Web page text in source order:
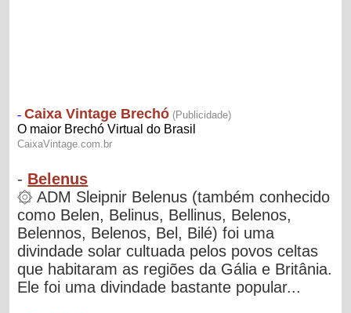
- Belenus
۞ ADM Sleipnir Belenus (também conhecido
como Belen, Belinus, Bellinus, Belenos,
Belennos, Belenos, Bel, Bilé) foi uma
divindade solar cultuada pelos povos celtas
que habitaram as regiões da Gália e Britânia.
Ele foi uma divindade bastante popular...